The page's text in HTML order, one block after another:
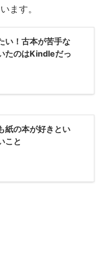
ます。
い！古本が苦手な
たのはKindleだっ
紙の本が好きとい
こと